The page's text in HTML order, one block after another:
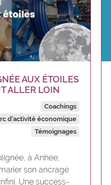
AUX ÉTOILES
ALLER LOIN
Coachings
d'activité économique
Témoignages
à Anhée,
son ancrage
Une success-